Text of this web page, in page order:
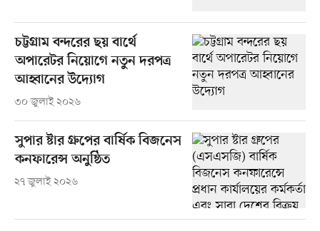
চট্টগ্রাম বন্দরের ছয় বার্থে
অপারেটর নিয়োগে নতুন দরপত্র
আহ্বানের উদ্যোগ
৩০ জুলাই ২০২৬
সুপার ষ্টার গ্রুপের বার্ষিক বিজনেস
কনফারেন্স অনুষ্ঠিত
২৭ জুলাই ২০২৬